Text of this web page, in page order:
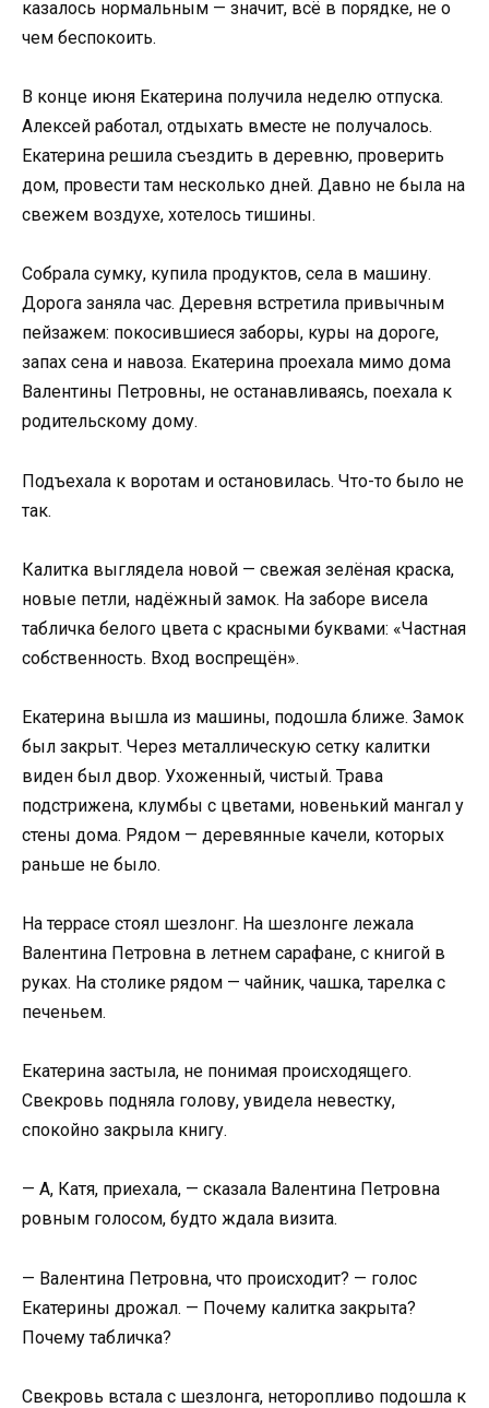
казалось нормальным — значит, всё в порядке, не о
чем беспокоить.
В конце июня Екатерина получила неделю отпуска.
Алексей работал, отдыхать вместе не получалось.
Екатерина решила съездить в деревню, проверить
дом, провести там несколько дней. Давно не была на
свежем воздухе, хотелось тишины.
Собрала сумку, купила продуктов, села в машину.
Дорога заняла час. Деревня встретила привычным
пейзажем: покосившиеся заборы, куры на дороге,
запах сена и навоза. Екатерина проехала мимо дома
Валентины Петровны, не останавливаясь, поехала к
родительскому дому.
Подъехала к воротам и остановилась. Что-то было не
так.
Калитка выглядела новой — свежая зелёная краска,
новые петли, надёжный замок. На заборе висела
табличка белого цвета с красными буквами: «Частная
собственность. Вход воспрещён».
Екатерина вышла из машины, подошла ближе. Замок
был закрыт. Через металлическую сетку калитки
виден был двор. Ухоженный, чистый. Трава
подстрижена, клумбы с цветами, новенький мангал у
стены дома. Рядом — деревянные качели, которых
раньше не было.
На террасе стоял шезлонг. На шезлонге лежала
Валентина Петровна в летнем сарафане, с книгой в
руках. На столике рядом — чайник, чашка, тарелка с
печеньем.
Екатерина застыла, не понимая происходящего.
Свекровь подняла голову, увидела невестку,
спокойно закрыла книгу.
— А, Катя, приехала, — сказала Валентина Петровна
ровным голосом, будто ждала визита.
— Валентина Петровна, что происходит? — голос
Екатерины дрожал. — Почему калитка закрыта?
Почему табличка?
Свекровь встала с шезлонга, неторопливо подошла к